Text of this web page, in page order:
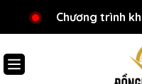
Chào mừng
Chương trình